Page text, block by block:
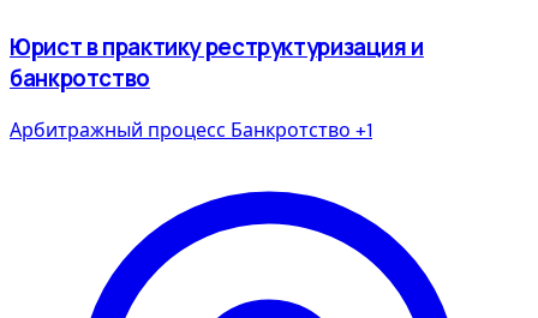
Юрист в практику реструктуризация и
банкротство
Арбитражный процесс Банкротство +1